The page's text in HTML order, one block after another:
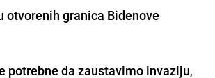
granica Bidenove
potrebne da zaustavimo invaziju,